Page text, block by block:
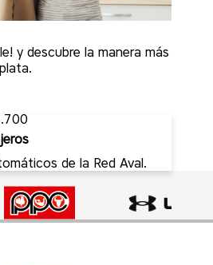
y descubre la manera más
de la Red Aval.